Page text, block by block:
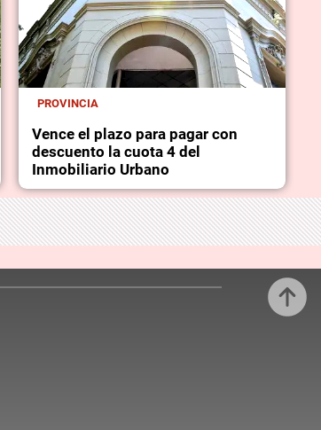
PROVINCIA
Vence el plazo para pagar con
descuento la cuota 4 del
Inmobiliario Urbano